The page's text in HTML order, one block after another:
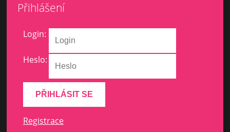
Přihlášení
Login:
Heslo:
Registrace